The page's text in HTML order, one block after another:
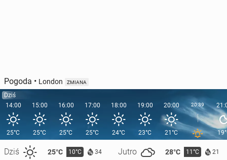
Pogoda • London ZMIANA
Dziś
14:00
25°C
Dziś 25°C 10°C 34 Jutro 28°C 11°C 21
15:00
25°C
16:00
25°C
17:00
25°C
18:00
24°C
19:00
23°C
20:00
21°C
20:39